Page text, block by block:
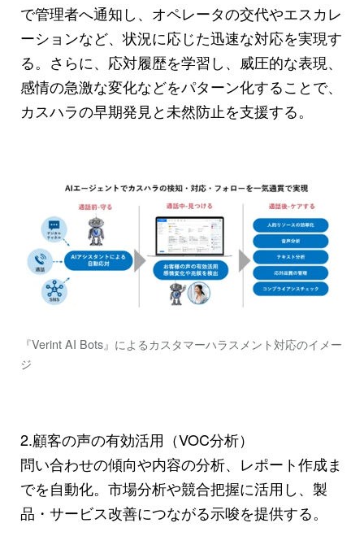
で管理者へ通知し、オペレータの交代やエスカレ
ーションなど、状況に応じた迅速な対応を実現す
る。さらに、応対履歴を学習し、威圧的な表現、
感情の急激な変化などをパターン化することで、
カスハラの早期発見と未然防止を支援する。
『Verint AI Bots』によるカスタマーハラスメント対応のイメー
ジ
2.顧客の声の有効活用（VOC分析）
問い合わせの傾向や内容の分析、レポート作成ま
でを自動化。市場分析や競合把握に活用し、製
品・サービス改善につながる示唆を提供する。